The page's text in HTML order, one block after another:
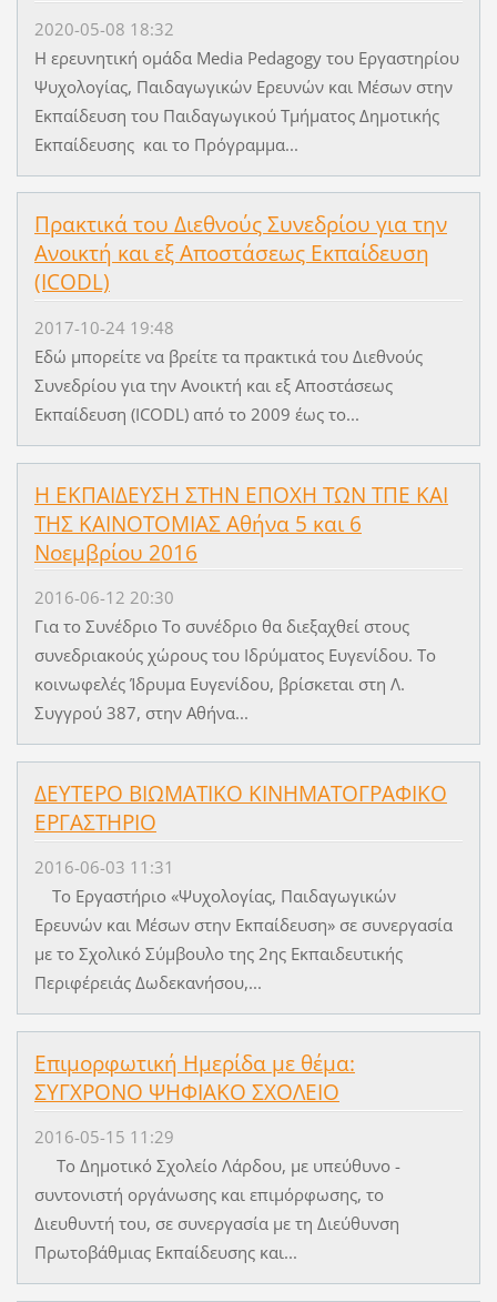
2020-05-08 18:32
Η ερευνητική ομάδα Media Pedagogy του Εργαστηρίου
Ψυχολογίας, Παιδαγωγικών Ερευνών και Μέσων στην
Εκπαίδευση του Παιδαγωγικού Τμήματος Δημοτικής
Εκπαίδευσης και το Πρόγραμμα...
Πρακτικά του Διεθνούς Συνεδρίου για την
Ανοικτή και εξ Αποστάσεως Εκπαίδευση
(ICODL)
2017-10-24 19:48
Εδώ μπορείτε να βρείτε τα πρακτικά του Διεθνούς
Συνεδρίου για την Ανοικτή και εξ Αποστάσεως
Εκπαίδευση (ICODL) από το 2009 έως το...
Η ΕΚΠΑΙΔΕΥΣΗ ΣΤΗΝ ΕΠΟΧΗ ΤΩΝ ΤΠΕ ΚΑΙ
ΤΗΣ ΚΑΙΝΟΤΟΜΙΑΣ Αθήνα 5 και 6
Νοεμβρίου 2016
2016-06-12 20:30
Για το Συνέδριο Το συνέδριο θα διεξαχθεί στους
συνεδριακούς χώρους του Ιδρύματος Ευγενίδου. Το
κοινωφελές Ίδρυμα Ευγενίδου, βρίσκεται στη Λ.
Συγγρού 387, στην Αθήνα...
ΔΕΥΤΕΡΟ ΒΙΩΜΑΤΙΚΟ ΚΙΝΗΜΑΤΟΓΡΑΦΙΚΟ
ΕΡΓΑΣΤΗΡΙΟ
2016-06-03 11:31
Το Εργαστήριο «Ψυχολογίας, Παιδαγωγικών
Ερευνών και Μέσων στην Εκπαίδευση» σε συνεργασία
με το Σχολικό Σύμβουλο της 2ης Εκπαιδευτικής
Περιφέρειάς Δωδεκανήσου,...
Επιμορφωτική Ημερίδα με θέμα:
ΣΥΓΧΡΟΝΟ ΨΗΦΙΑΚΟ ΣΧΟΛΕΙΟ
2016-05-15 11:29
Το Δημοτικό Σχολείο Λάρδου, με υπεύθυνο -
συντονιστή οργάνωσης και επιμόρφωσης, το
Διευθυντή του, σε συνεργασία με τη Διεύθυνση
Πρωτοβάθμιας Εκπαίδευσης και...